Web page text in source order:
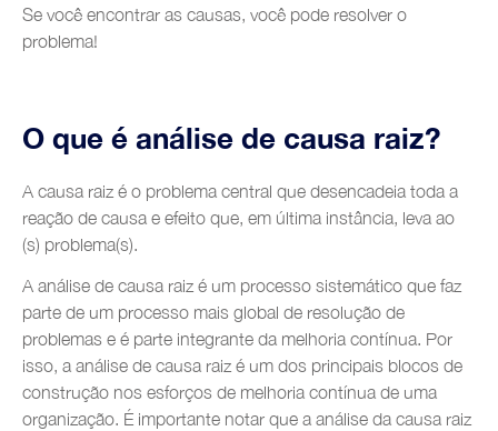
Oil industry
Shipyards
Customer Service
Se você encontrar as causas, você pode resolver o
problema!
O que é análise de causa raiz?
A causa raiz é o problema central que desencadeia toda a
reação de causa e efeito que, em última instância, leva ao
(s) problema(s).
A análise de causa raiz é um processo sistemático que faz
parte de um processo mais global de resolução de
problemas e é parte integrante da melhoria contínua. Por
isso, a análise de causa raiz é um dos principais blocos de
construção nos esforços de melhoria contínua de uma
organização. É importante notar que a análise da causa raiz